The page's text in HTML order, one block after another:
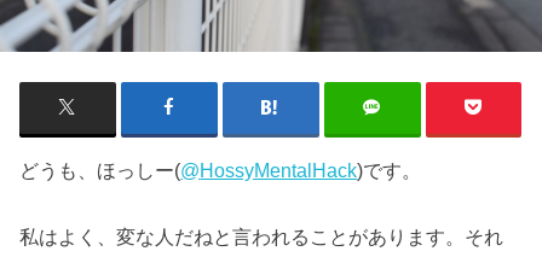
どうも、ほっしー(@HossyMentalHack)です。
私はよく、変な人だねと言われることがあります。それ